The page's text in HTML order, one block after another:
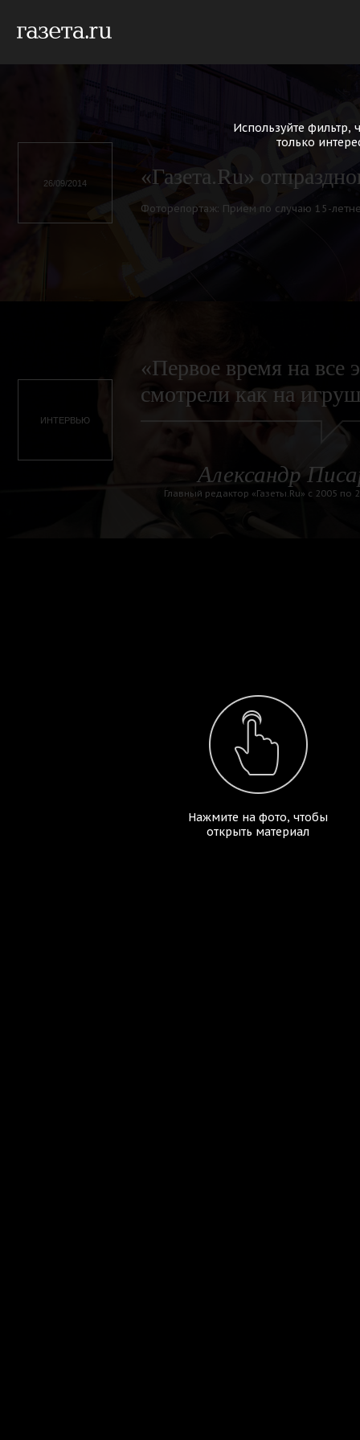
Используйте фильтр,
только
Нажмите на фото, чтобы
открыть материал
26/09/2014 «Газета.Ru»
Фоторепортаж: Прием по случаю 15-
ИНТЕРВЬЮ
«Первое время на все
смотрели как на
Александр
Главный редактор «Газеты.Ru» с 2005 по